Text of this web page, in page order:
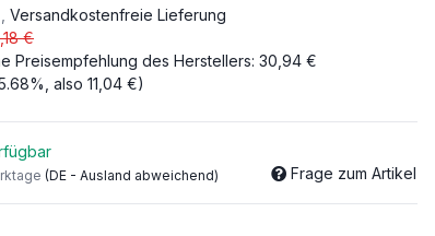
Versandkostenfreie Lieferung
€
Preisempfehlung des Herstellers: 30,94 €
, also 11,04 €)
(DE - Ausland abweichend) Frage zum Artikel